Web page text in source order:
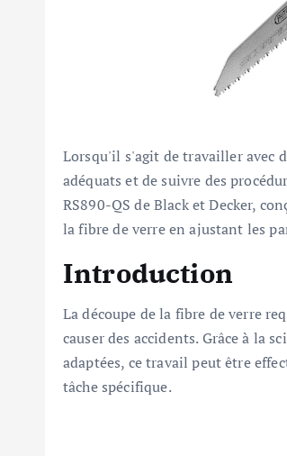
Lorsqu'il s'agit de travailler avec
adéquats et de suivre des
RS890-QS de Black et Decker,
la fibre de verre en ajustant les
Introduction
La découpe de la fibre de verre
causer des accidents. Grâce à la
adaptées, ce travail peut être
tâche spécifique.